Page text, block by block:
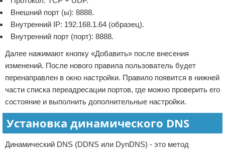
Внешний порт (ы): 8888.
Внутренний IP: 192.168.1.64 (образец).
Внутренний порт (порт): 8888.
Далее нажимают кнопку «Добавить» после внесения
изменений. После нового правила пользователь будет
перенаправлен в окно настройки. Правило появится в нижней
части списка переадресации портов, где можно проверить его
состояние и выполнить дополнительные настройки.
Установка динамического DNS
Динамический DNS (DDNS или DynDNS) - это метод